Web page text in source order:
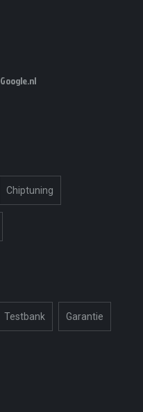
Google.nl
Chiptuning
Testbank Garantie